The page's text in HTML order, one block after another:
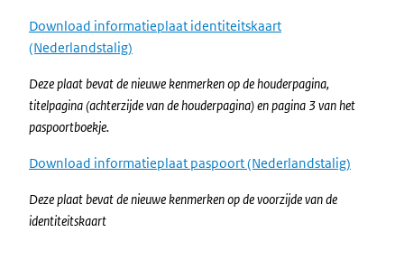
Download informatieplaat identiteitskaart
(Nederlandstalig)
Deze plaat bevat de nieuwe kenmerken op de houderpagina,
titelpagina (achterzijde van de houderpagina) en pagina 3 van het
paspoortboekje.
Download informatieplaat paspoort (Nederlandstalig)
Deze plaat bevat de nieuwe kenmerken op de voorzijde van de
identiteitskaart